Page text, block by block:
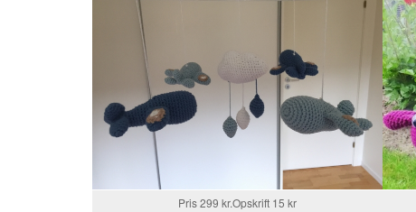
Pris 299 kr.Opskrift 15 kr